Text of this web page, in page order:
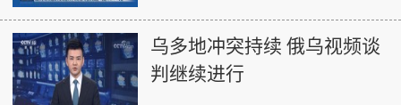
乌多地冲突持续 俄乌视频谈
判继续进行